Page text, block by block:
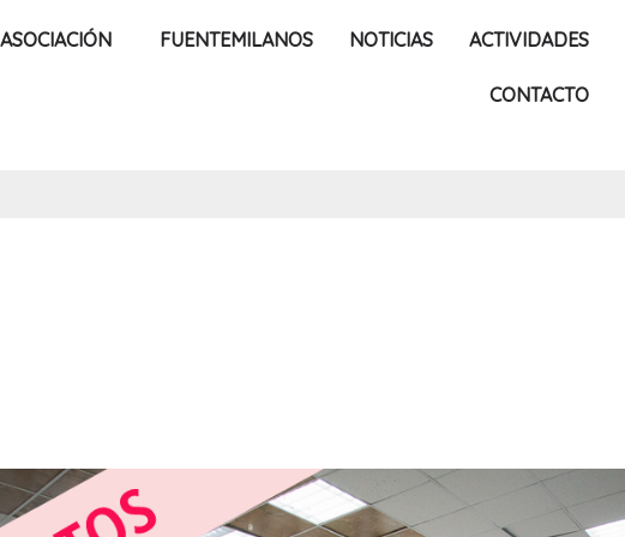
FUENTEMILANOS NOTICIAS ACTIVIDADES
CONTACTO